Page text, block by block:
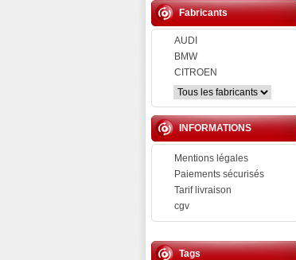
Fabricants
AUDI
BMW
CITROEN
INFORMATIONS
Mentions légales
Paiements sécurisés
Tarif livraison
cgv
Tags